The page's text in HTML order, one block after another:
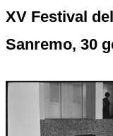
XV Festival
Sanremo, 30